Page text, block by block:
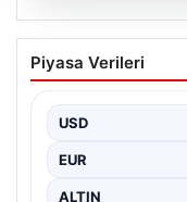
Spor
dostu: Renkli
Piyasa Verileri
USD
EUR
ALTIN